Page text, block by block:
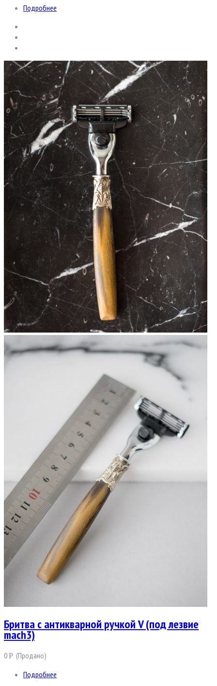
Подробнее
Бритва с антикварной ручкой V (под лезвие
mach3)
0Р (Продано)
Подробнее